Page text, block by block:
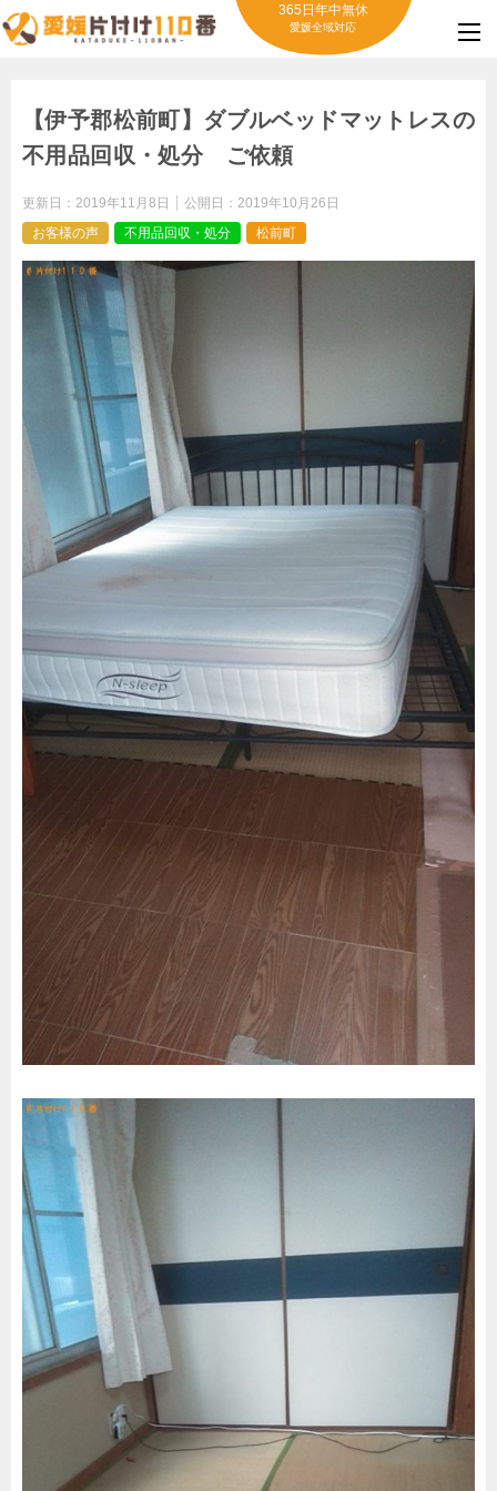
365日年中無休
愛媛全域対応
【伊予郡松前町】ダブルベッドマットレスの
不用品回収・処分 ご依頼
更新日： 2019年11月8日 公開日： 2019年10月26日
お客様の声
不用品回収・処分 松前町